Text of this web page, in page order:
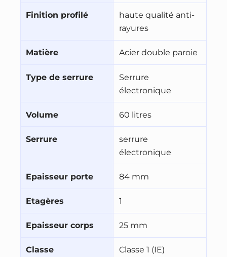
Finition profilé
haute qualité anti-
rayures
Matière Acier double paroie
Type de serrure
Serrure
électronique
Volume 60 litres
Serrure
serrure
électronique
Epaisseur porte 84 mm
Etagères 1
Epaisseur corps 25 mm
Classe Classe 1 (IE)